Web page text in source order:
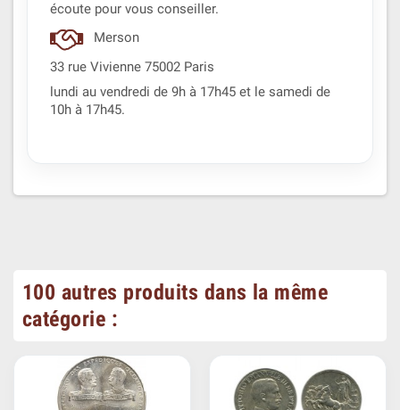
écoute pour vous conseiller.
Merson
33 rue Vivienne 75002 Paris
lundi au vendredi de 9h à 17h45 et le samedi de
10h à 17h45.
100 autres produits dans la même
catégorie :